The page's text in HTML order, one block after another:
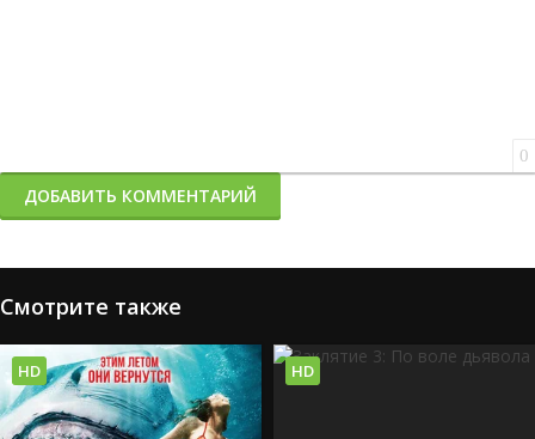
0
ДОБАВИТЬ КОММЕНТАРИЙ
Смотрите также
HD HD